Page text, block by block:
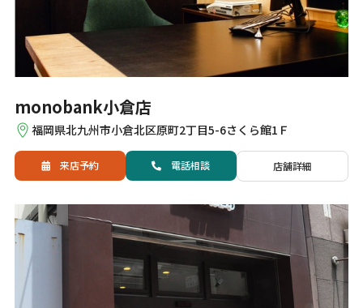
monobank小倉店
福岡県北九州市小倉北区原町2丁目5-6さくら館1Ｆ
来店予約 電話相談 店舗詳細